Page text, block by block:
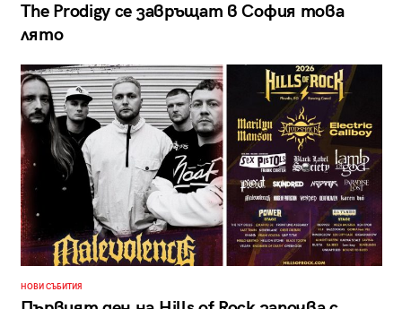
The Prodigy се завръщат в София това
лято
НОВИ СЪБИТИЯ